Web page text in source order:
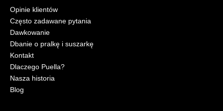
Opinie klientów
Często zadawane pytania
Dawkowanie
Dbanie o pralkę i suszarkę
Kontakt
Dlaczego Puella?
Nasza historia
Blog